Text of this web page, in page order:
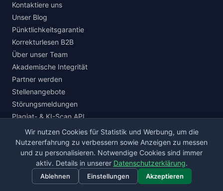
Kontaktiere uns
Unser Blog
Pünktlichkeitsgarantie
Korrekturlesen B2B
Über unser Team
Akademische Integrität
Partner werden
Stellenangebote
Störungsmeldungen
Plagiat- & KI-Scan API
© 2026 korrektur.de · Alle Rechte vorbehalten.
Impressum DatenschutzAGB Widerrufsbelehrung
Wir nutzen Cookies für Statistik und Werbung, um die
Nutzererfahrung zu verbessern sowie Anzeigen zu messen
und zu personalisieren. Notwendige Cookies sind immer
aktiv. Details in unserer Datenschutzerklärung.
Ablehnen Einstellungen Akzeptieren